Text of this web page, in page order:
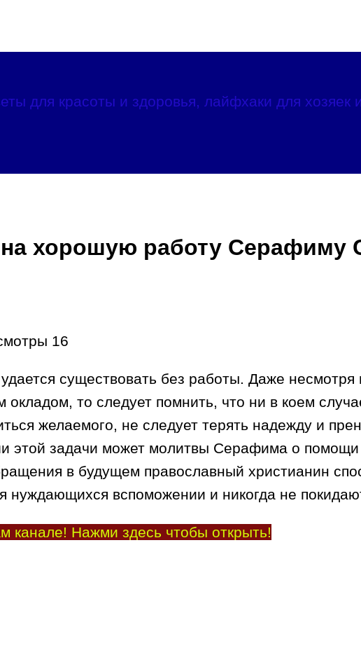
для красоты и здоровья, лайфхаки для хозяек
хорошую работу Серафиму
16
существовать без работы. Даже несмотря
то следует помнить, что ни в коем
желаемого, не следует терять надежду и
этой задачи может молитвы Серафима о помощи
в будущем православный христианин
вспоможении и никогда не
Нажми здесь чтобы открыть!